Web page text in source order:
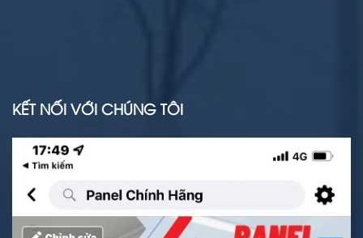
KẾT NỐI VỚI CHÚNG TÔI